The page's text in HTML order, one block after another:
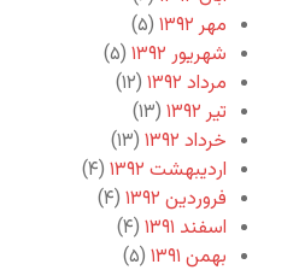
مهر ۱۳۹۲
(۵)
شهریور ۱۳۹۲
(۵)
مرداد ۱۳۹۲
(۱۲)
تیر ۱۳۹۲
(۱۳)
خرداد ۱۳۹۲
(۱۳)
اردیبهشت ۱۳۹۲
(۴)
فروردین ۱۳۹۲
(۴)
اسفند ۱۳۹۱
(۴)
بهمن ۱۳۹۱
(۵)